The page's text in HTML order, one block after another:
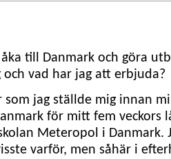
till Danmark och göra
och vad har jag att erbjuda?
som jag ställde mig innan
för mitt fem veckors
Meteropol i Danmark.
varför, men såhär i